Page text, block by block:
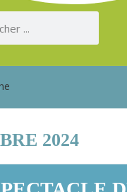
2024